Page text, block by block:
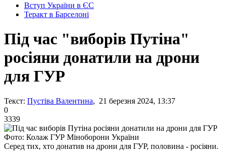
Вступ України в ЄС
Теракт в Барселоні
Під час "виборів Путіна"
росіяни донатили на дрони
для ГУР
Текст: Пустіва Валентина, 21 березня 2024, 13:37
0
3339
Фото: Колаж ГУР Міноборони України
Серед тих, хто донатив на дрони для ГУР, половина - росіяни.